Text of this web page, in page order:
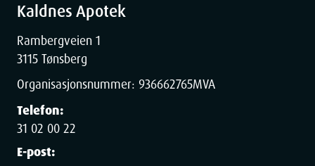
Kaldnes Apotek
Rambergveien 1
3115 Tønsberg
Organisasjonsnummer: 936662765MVA
Telefon:
31 02 00 22
E-post: